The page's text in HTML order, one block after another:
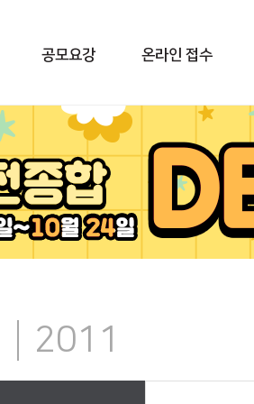
공모요강 온라인 접수
2011